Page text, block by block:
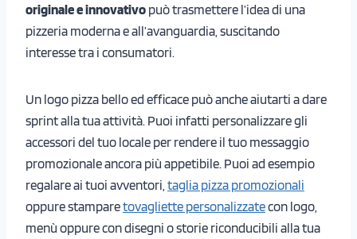
originale e innovativo può trasmettere l’idea di una
pizzeria moderna e all’avanguardia, suscitando
interesse tra i consumatori.
Un logo pizza bello ed efficace può anche aiutarti a dare
sprint alla tua attività. Puoi infatti personalizzare gli
accessori del tuo locale per rendere il tuo messaggio
promozionale ancora più appetibile. Puoi ad esempio
regalare ai tuoi avventori, taglia pizza promozionali
oppure stamparetovagliette personalizzatecon logo,
menù oppure con disegni o storie riconducibili alla tua